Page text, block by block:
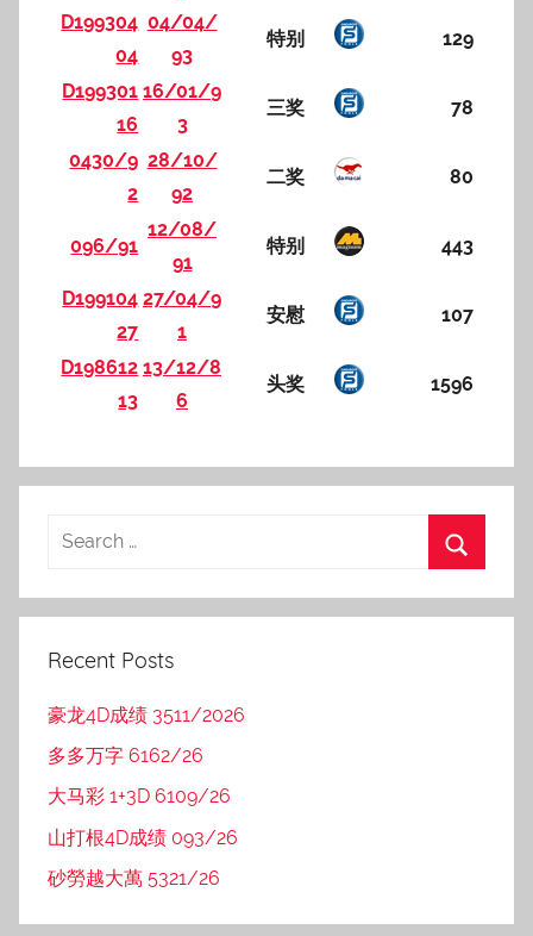
D199304
04
04/04/
93
特别 129
D199301
16
16/01/9
3
三奖 78
0430/9
2
28/10/
92
二奖 80
096/91
12/08/
91
特别 443
D199104
27
27/04/9
1
安慰 107
D198612
13
13/12/8
6
头奖 1596
Recent Posts
豪龙4D成绩 3511/2026
多多万字 6162/26
大马彩 1+3D 6109/26
山打根4D成绩 093/26
砂勞越大萬 5321/26